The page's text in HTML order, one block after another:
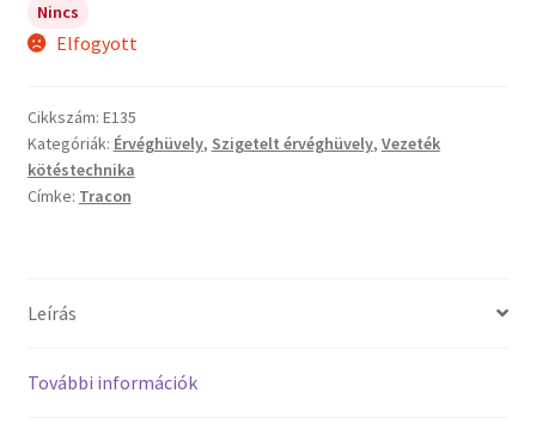
Nincs
Elfogyott
Cikkszám: E135
Kategóriák: Érvéghüvely, Szigetelt érvéghüvely, Vezeték
kötéstechnika
Címke: Tracon
Leírás
További információk